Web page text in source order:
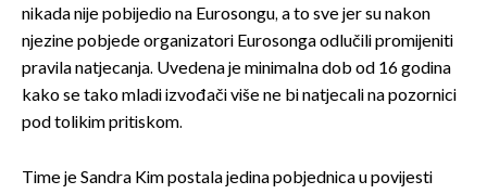
nikada nije pobijedio na Eurosongu, a to sve jer su nakon
njezine pobjede organizatori Eurosonga odlučili promijeniti
pravila natjecanja. Uvedena je minimalna dob od 16 godina
kako se tako mladi izvođači više ne bi natjecali na pozornici
pod tolikim pritiskom.
Time je Sandra Kim postala jedina pobjednica u povijesti